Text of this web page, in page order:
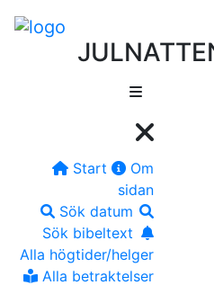
Start
Om
sidan
Sök datum
Sök bibeltext
Alla högtider/helger
Alla betraktelser